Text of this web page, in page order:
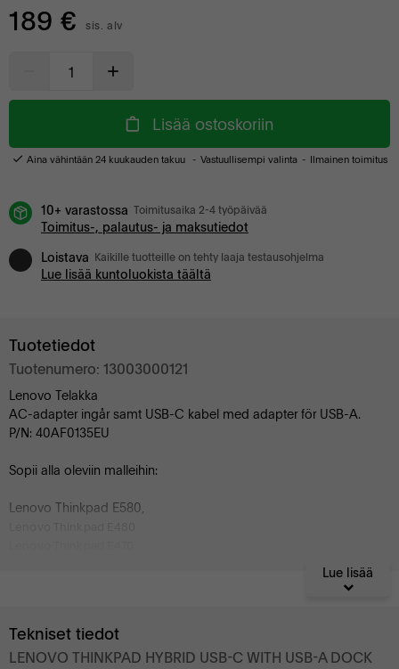
189 € sis. alv
Lisää ostoskoriin
Aina vähintään 24 kuukauden takuu Vastuullisempi valinta Ilmainen toimitus
10+ varastossa Toimitusaika 2-4 työpäivää
Toimitus-, palautus- ja maksutiedot
Loistava Kaikille tuotteille on tehty laaja testausohjelma
Lue lisää kuntoluokista täältä
Tuotetiedot
Tuotenumero: 13003000121
Lenovo Telakka
AC-adapter ingår samt USB-C kabel med adapter för USB-A.
P/N: 40AF0135EU
Sopii alla oleviin malleihin:
Lenovo Thinkpad E580,
Lenovo Thinkpad L380 Yoga
Lenovo Tablet 10
Lue lisää
Tekniset tiedot
LENOVO THINKPAD HYBRID USB-C WITH USB-A DOCK